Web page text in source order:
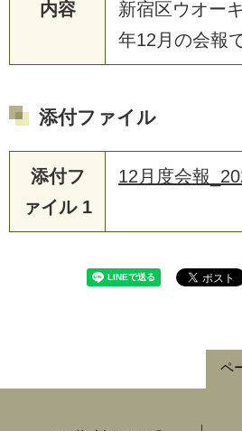
内容 新宿区ウオーキ
年12 月 の会報
添付ファイル
添付フ
ァイル 1
12月度会報
ペ